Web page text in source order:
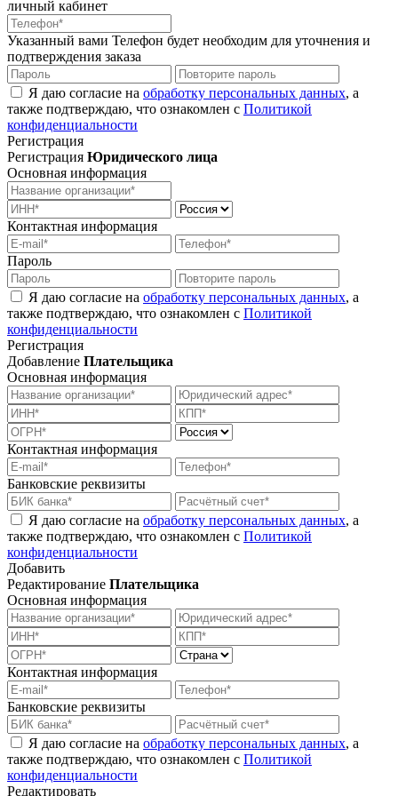
личный кабинет
Указанный вами Телефон будет необходим для уточнения и
подтверждения заказа
Я даю согласие на обработку персональных данных, а
также подтверждаю, что ознакомлен с Политикой
конфиденциальности
Регистрация
Регистрация Юридического лица
Основная информация
Контактная информация
Пароль
Я даю согласие на обработку персональных данных, а
также подтверждаю, что ознакомлен с Политикой
конфиденциальности
Регистрация
Добавление Плательщика
Основная информация
Контактная информация
Банковские реквизиты
Я даю согласие на обработку персональных данных, а
также подтверждаю, что ознакомлен с Политикой
конфиденциальности
Добавить
Редактирование Плательщика
Основная информация
Контактная информация
Банковские реквизиты
Я даю согласие на обработку персональных данных, а
также подтверждаю, что ознакомлен с Политикой
конфиденциальности
Редактировать